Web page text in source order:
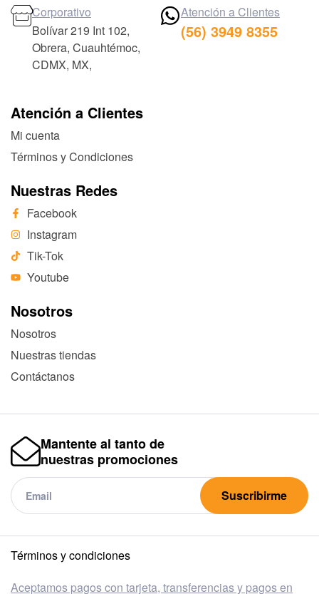
Atención a Clientes
Mi cuenta
Términos y Condiciones
Nuestras Redes
Facebook
Instagram
Tik-Tok
Youtube
Nosotros
Nosotros
Nuestras tiendas
Contáctanos
Corporativo
Bolívar 219 Int 102,
Obrera, Cuauhtémoc,
CDMX, MX,
Atención a Clientes
(56) 3949 8355
Mantente al tanto de
nuestras promociones
Suscribirme
Términos y condiciones
Aceptamos pagos con tarjeta, transferencias y pagos en